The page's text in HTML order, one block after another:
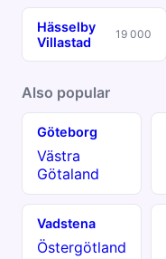
Hässelby
Villastad
19 000
Also popular
Göteborg
Västra
Götaland
Vadstena
Östergötland